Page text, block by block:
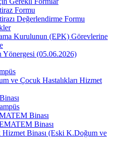
Formu
Değerlendirme Formu
Kurulunun (EPK) Görevlerine
Yönergesi (05.06.2026)
ve Çocuk Hastalıkları Hizmet
Binası
Binası
Binası (Eski K.Doğum ve